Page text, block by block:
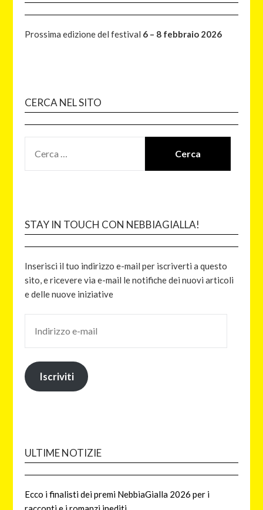
Prossima edizione del festival 6 – 8 febbraio 2026
CERCA NEL SITO
STAY IN TOUCH CON NEBBIAGIALLA!
Inserisci il tuo indirizzo e-mail per iscriverti a questo
sito, e ricevere via e-mail le notifiche dei nuovi articoli
e delle nuove iniziative
Iscriviti
ULTIME NOTIZIE
Ecco i finalisti dei premi NebbiaGialla 2026 per i